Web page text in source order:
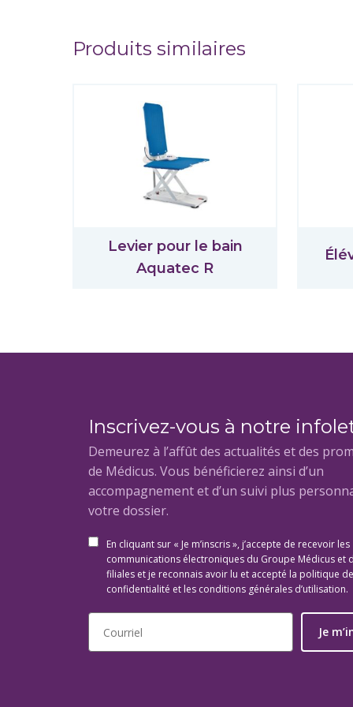
Produits similaires
Levier pour le bain
Aquatec R
Inscrivez-vous à notre
Demeurez à l’affût des actualités et des
de Médicus. Vous bénéficierez ainsi d’un
accompagnement et d’un suivi plus
votre dossier.
En cliquant sur « Je m’inscris », j’accepte de recevoir les
communications électroniques du Groupe Médicus et
filiales et je reconnais avoir lu et accepté la politique de
confidentialité et les conditions générales d’utilisation.
Je